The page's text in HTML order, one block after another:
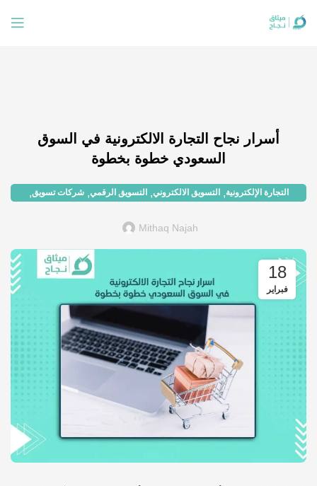
التجارة الإلكترونية, التسويق الالكتروني, التسويق الرقمي,شركات تسويق,
أسرار نجاح التجارة الالكترونية في السوق
السعودي خطوة بخطوة
Mithaq Najah
18
فبراير